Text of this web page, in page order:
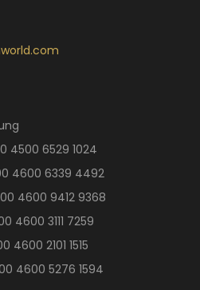
4500 6529 1024
4600 6339 4492
4600 9412 9368
4600 3111 7259
4600 2101 1515
4600 5276 1594